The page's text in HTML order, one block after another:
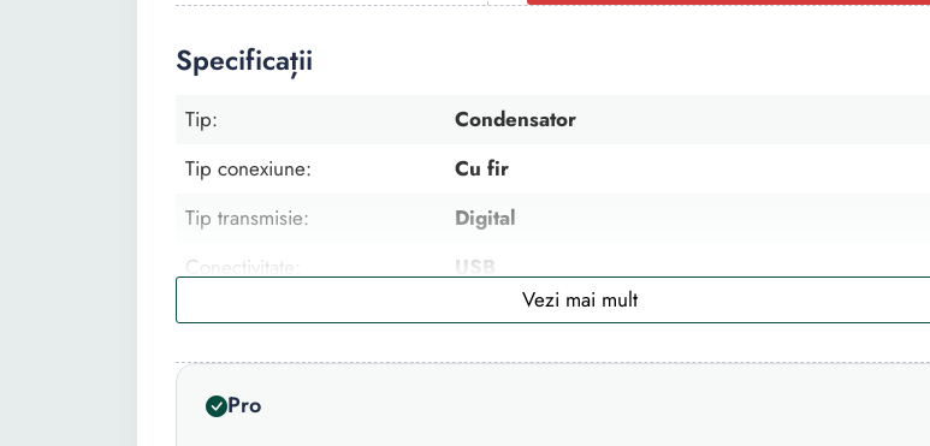
Specificații
Tip:
Condensator
Tip conexiune:
Cu fir
Tip transmisie:
Digital
Conectivitate:
USB
Tip captare:
Supercardioid
Culoare:
Alb
Raspuns in frecventa:
Pro